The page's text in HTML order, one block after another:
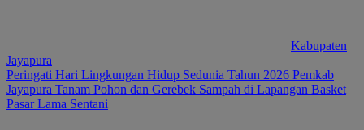
Kabupaten
Jayapura
Peringati Hari Lingkungan Hidup Sedunia Tahun 2026 Pemkab
Jayapura Tanam Pohon dan Gerebek Sampah di Lapangan Basket
Pasar Lama Sentani